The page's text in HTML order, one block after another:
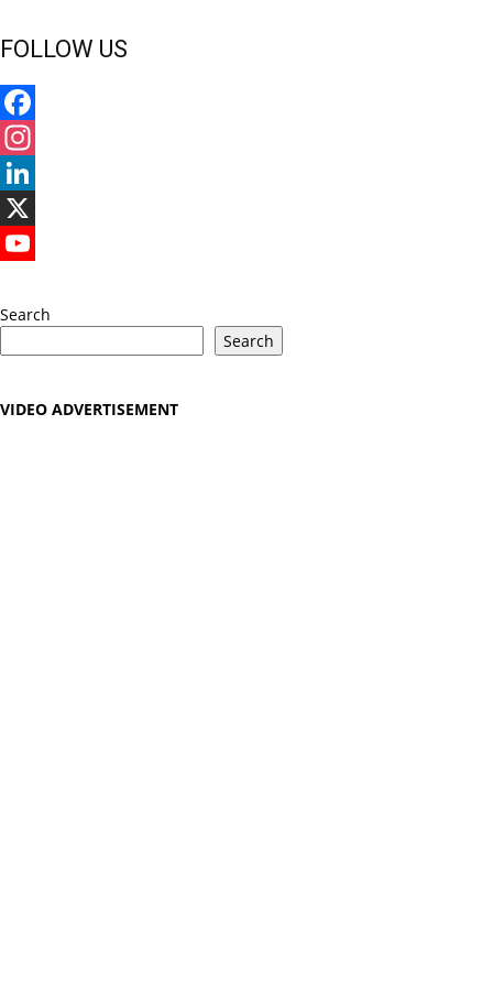
FOLLOW US
Facebook
Instagram
LinkedIn
X
Search
Search
VIDEO ADVERTISEMENT